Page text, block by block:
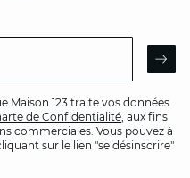
Maison 123 traite vos données
de Confidentialité, aux fins
commerciales. Vous pouvez à
sur le lien "se désinscrire"